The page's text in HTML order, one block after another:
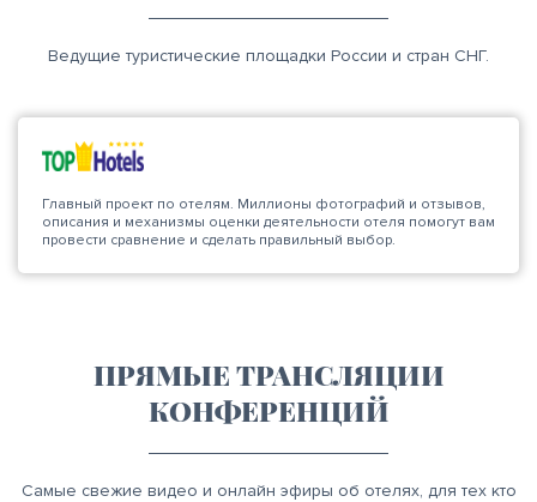
Ведущие туристические площадки России и стран СНГ.
Главный проект по отелям. Миллионы фотографий и отзывов,
описания и механизмы оценки деятельности отеля помогут вам
провести сравнение и сделать правильный выбор.
ПРЯМЫЕ ТРАНСЛЯЦИИ
КОНФЕРЕНЦИЙ
Самые свежие видео и онлайн эфиры об отелях, для тех кто